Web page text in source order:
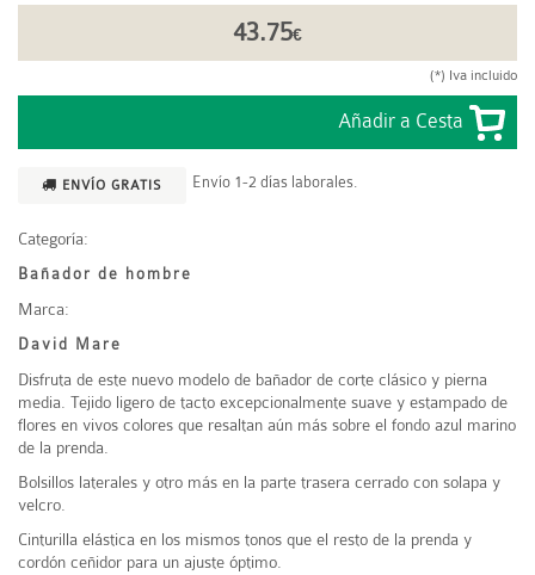
43.75€
(*) Iva incluido
ENVÍO GRATIS Envío 1-2 días laborales.
Categoría:
Bañador de hombre
Marca:
David Mare
Disfruta de este nuevo modelo de bañador de corte clásico y pierna
media. Tejido ligero de tacto excepcionalmente suave y estampado de
flores en vivos colores que resaltan aún más sobre el fondo azul marino
de la prenda.
Bolsillos laterales y otro más en la parte trasera cerrado con solapa y
velcro.
Cinturilla elástica en los mismos tonos que el resto de la prenda y
cordón ceñidor para un ajuste óptimo.